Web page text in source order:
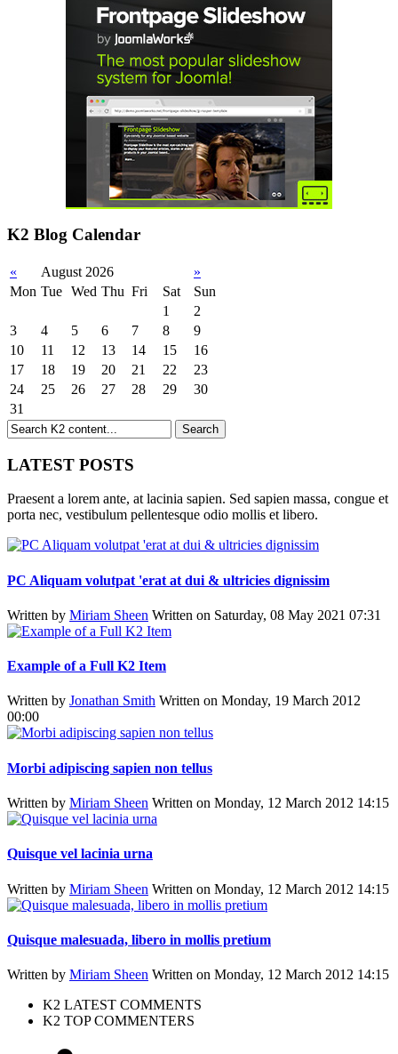
K2 Blog Calendar
« August 2026
»
Mon Tue Wed Thu Fri Sat
Sun
1
2
3
4 5 6 7 8
9
10
11 12 13 14 15
16
17
18 19 20 21 22
23
24
25 26 27 28 29
30
31
LATEST POSTS
Praesent a lorem ante, at lacinia sapien. Sed sapien massa, congue et
porta nec, vestibulum pellentesque odio mollis et libero.
PC Aliquam volutpat 'erat at dui & ultricies dignissim
Written by Miriam Sheen Written on Saturday, 08 May 2021 07:31
Example of a Full K2 Item
Written by Jonathan Smith Written on Monday, 19 March 2012
00:00
Morbi adipiscing sapien non tellus
Written by Miriam Sheen Written on Monday, 12 March 2012 14:15
Quisque vel lacinia urna
Written by Miriam Sheen Written on Monday, 12 March 2012 14:15
Quisque malesuada, libero in mollis pretium
Written by Miriam Sheen Written on Monday, 12 March 2012 14:15
K2 LATEST COMMENTS
K2 TOP COMMENTERS